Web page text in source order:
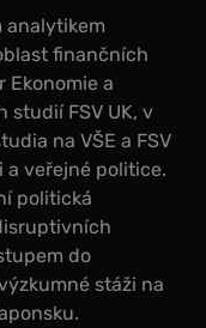
analytikem
finančních
Ekonomie a
FSV UK, v
na VŠE a FSV
a veřejné politice.
politická
do
stáži na